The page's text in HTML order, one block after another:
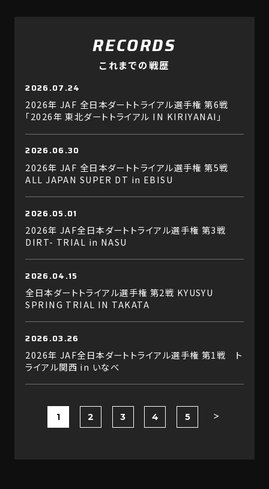
RECORDS
これまでの戦歴
2026.07.24
2026年 JAF 全日本ダートトライアル選手権 第6戦
「2026年 東北ダートトライアル IN KIRIYANAI」
2026.06.30
2026年 JAF 全日本ダートトライアル選手権 第5戦
ALL JAPAN SUPER DT in EBISU
2026.05.01
2026年 JAF全日本ダートトライアル選手権 第3戦
DIRT- TRIAL in NASU
2026.04.15
全日本ダートトライアル選手権 第2戦 KYUSYU
SPRING TRIAL IN TAKATA
2026.03.26
2026年 JAF全日本ダートトライアル選手権 第1戦 ト
ライアル関西 in いなべ
1 2 3 4 5